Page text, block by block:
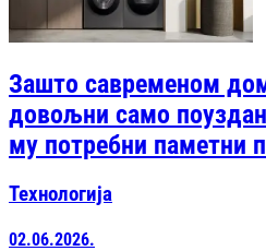
Зашто савременом
довољни само
му потребни паметни
Технологија
02.06.2026.